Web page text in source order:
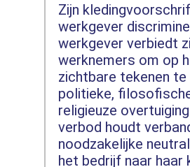
Zijn
werkgever
werkgever verbiedt
werknemers om op
zichtbare tekenen te
politieke,
religieuze
verbod houdt
noodzakelijke
het bedrijf naar haar